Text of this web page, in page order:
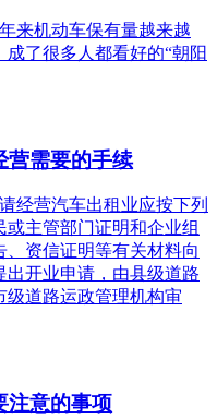
来机动车保有量越来越
了很多人都看好的“朝阳
营需要的手续
经营汽车出租业应按下列
主管部门证明和企业组
资信证明等有关材料向
出开业申请，由县级道路
级道路运政管理机构审
注意的事项